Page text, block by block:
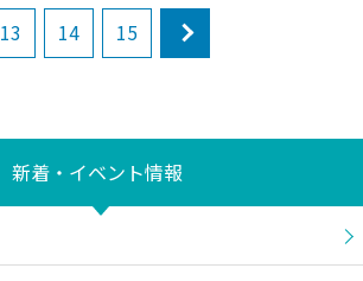
13 14 15
新着・イベント情報